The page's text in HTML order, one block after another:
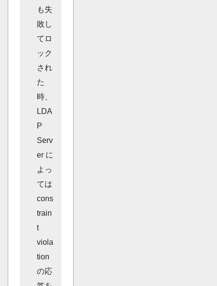
も失
敗し
てロ
ック
され
た
時、
LDA
P
Serv
er に
よっ
ては
cons
train
t
viola
tion
の応